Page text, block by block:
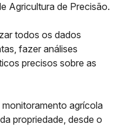
Agricultura de Precisão.
todos os dados
fazer análises
precisos sobre as
agrícola
propriedade, desde o